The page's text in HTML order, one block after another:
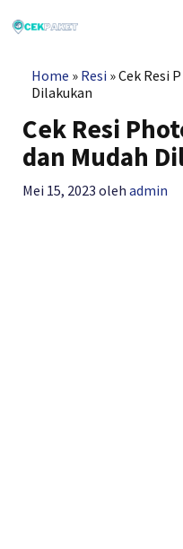
ke
Home » Resi »Cek Resi
Dilakukan
Cek Resi
dan Mudah
Mei 15, 2023 olehadmin